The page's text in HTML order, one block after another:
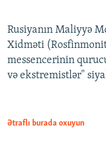
Rusiyanın Maliyyə
Xidməti
messencerinin
və ekstremistlər"
Ətraflı burada oxuyun